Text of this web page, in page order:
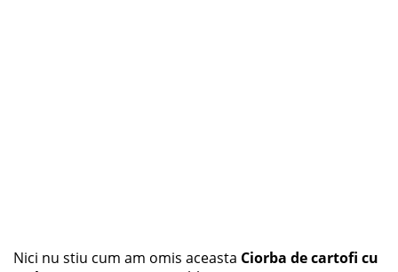
Nici nu stiu cum am omis aceasta Ciorba de cartofi cu